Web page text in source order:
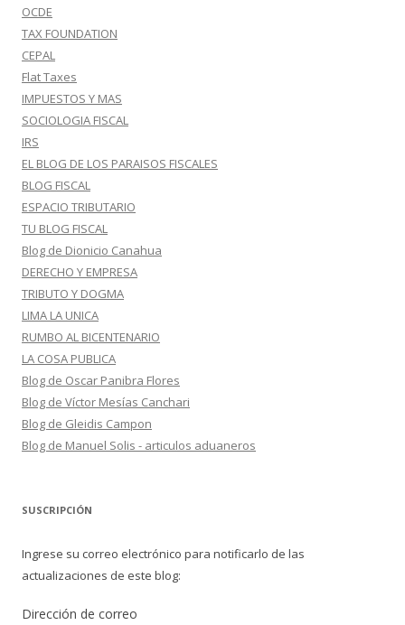
OCDE
TAX FOUNDATION
CEPAL
Flat Taxes
IMPUESTOS Y MAS
SOCIOLOGIA FISCAL
IRS
EL BLOG DE LOS PARAISOS FISCALES
BLOG FISCAL
ESPACIO TRIBUTARIO
TU BLOG FISCAL
Blog de Dionicio Canahua
DERECHO Y EMPRESA
TRIBUTO Y DOGMA
LIMA LA UNICA
RUMBO AL BICENTENARIO
LA COSA PUBLICA
Blog de Oscar Panibra Flores
Blog de Víctor Mesías Canchari
Blog de Gleidis Campon
Blog de Manuel Solis - articulos aduaneros
SUSCRIPCIÓN
Ingrese su correo electrónico para notificarlo de las
actualizaciones de este blog:
Dirección de correo